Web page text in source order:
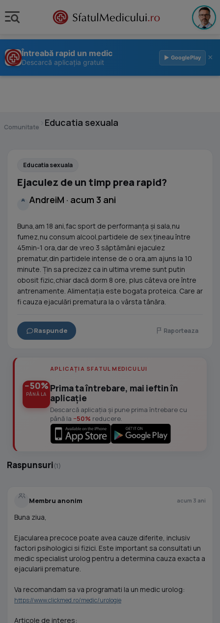
Întreabă rapid un medic
Descarcă aplicația gratuit
▶ GooglePlay ×
Comunitate Educatia sexuala
Educatia sexuala
Ejaculez de un timp prea rapid?
A AndreiM · acum 3 ani
Buna,am 18 ani,fac sport de performanța și sala,nu
fumez,nu consum alcool,partidele de sex țineau între
45min-1 ora,dar de vreo 3 săptămâni ejaculez
prematur,din partidele intense de o ora,am ajuns la 10
minute. Țin sa precizez ca in ultima vreme sunt putin
obosit fizic,chiar dacă dorm 8 ore, plus câteva ore între
antrenamente. Alimentația este bogata proteica. Care ar
fi cauza ejaculări prematura la o vârsta tânăra.
Raspunde Raporteaza
−50%
PÂNĂ LA
APLICAȚIA SFATUL MEDICULUI
Prima ta întrebare, mai ieftin în
aplicație
Descarcă aplicația și pune prima întrebare cu
până la −50% reducere.
Raspunsuri(1)
Membru anonim acum 3 ani
Buna ziua,
Ejacularea precoce poate avea cauze diferite, inclusiv
factori psihologici si fizici. Este important sa consultati un
medic specialist urolog pentru a determina cauza exacta a
ejacularii premature.
Va recomandam sa va programati la un medic urolog:
https://www.clickmed.ro/medic/urologie
Articole de interes: